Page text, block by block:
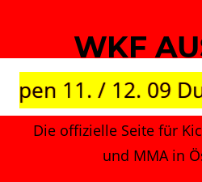
springen
WKF
11. / 12. 09
Die offizielle Seite für
und MMA in